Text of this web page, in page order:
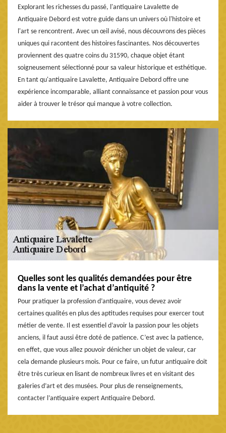
Explorant les richesses du passé, l'antiquaire Lavalette de
Antiquaire Debord est votre guide dans un univers où l'histoire et
l'art se rencontrent. Avec un œil avisé, nous découvrons des pièces
uniques qui racontent des histoires fascinantes. Nos découvertes
proviennent des quatre coins du 31590, chaque objet étant
soigneusement sélectionné pour sa valeur historique et esthétique.
En tant qu'antiquaire Lavalette, Antiquaire Debord offre une
expérience incomparable, alliant connaissance et passion pour vous
aider à trouver le trésor qui manque à votre collection.
Quelles sont les qualités demandées pour être
dans la vente et l’achat d’antiquité ?
Pour pratiquer la profession d’antiquaire, vous devez avoir
certaines qualités en plus des aptitudes requises pour exercer tout
métier de vente. Il est essentiel d’avoir la passion pour les objets
anciens, il faut aussi être doté de patience. C’est avec la patience,
en effet, que vous allez pouvoir dénicher un objet de valeur, car
cela demande plusieurs mois. Pour ce faire, un futur antiquaire doit
être très curieux en lisant de nombreux livres et en visitant des
galeries d’art et des musées. Pour plus de renseignements,
contacter l’antiquaire expert Antiquaire Debord.